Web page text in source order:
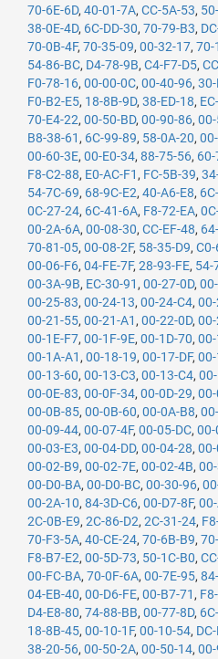
70-6E-6D, 40-01-7A, CC-5A-53,
38-0E-4D, 6C-DD-30, 70-79-B3,
70-0B-4F, 70-35-09, 00-32-17, 70-
54-86-BC, D4-78-9B, C4-F7-D5,
F0-78-16, 00-00-0C, 00-40-96, 30-
F0-B2-E5, 18-8B-9D, 38-ED-18,
70-E4-22, 00-50-BD, 00-90-86,
B8-38-61 , 6C-99-89, 58-0A-20,
00-60-3E, 00-E0-34, 88-75-56,
F8-C2-88, E0-AC-F1 , FC-5B-39,
54-7C-69, 68-9C-E2, 40-A6-E8,
0C-27-24, 6C-41-6A, F8-72-EA,
00-2A-6A, 00-08-30, CC-EF-48,
70-81-05, 00-08-2F, 58-35-D9,
00-06-F6, 04-FE-7F, 28-93-FE, 54-
00-3A-9B, EC-30-91 , 00-27-0D,
00-25-83, 00-24-13, 00-24-C4,
00-21-55, 00-21-A1 , 00-22-0D,
00-1E-F7, 00-1F-9E, 00-1D-70,
00-1A-A1 , 00-18-19, 00-17-DF,
00-13-60, 00-13-C3, 00-13-C4,
00-0E-83, 00-0F-34, 00-0D-29, 00-
00-0B-85, 00-0B-60, 00-0A-B8,
00-09-44, 00-07-4F, 00-05-DC, 00-
00-03-E3, 00-04-DD, 00-04-28, 00-
00-02-B9, 00-02-7E, 00-02-4B,
00-D0-BA, 00-D0-BC, 00-30-96,
00-2A-10, 84-3D-C6, 00-D7-8F,
2C-0B-E9, 2C-86-D2, 2C-31-24,
70-F3-5A, 40-CE-24, 70-6B-B9,
F8-B7-E2, 00-5D-73, 50-1C-B0,
00-FC-BA, 70-0F-6A, 00-7E-95,
04-EB-40, 00-D6-FE, 00-B7-71 ,
D4-E8-80, 74-88-BB, 00-77-8D,
18-8B-45, 00-10-1F, 00-10-54,
38-20-56, 00-50-2A, 00-50-14,